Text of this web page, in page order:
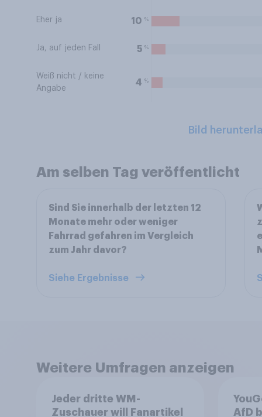
Eher ja 10 %
Ja, auf jeden Fall 5 %
Weiß nicht / keine
Angabe
4 %
Bild
Am selben Tag veröffentlicht
Sind Sie innerhalb der letzten 12
Monate mehr oder weniger
Fahrrad gefahren im Vergleich
zum Jahr davor?
Siehe Ergebnisse
Weitere Umfragen anzeigen
Jeder dritte WM-
Zuschauer will Fanartikel
AfD